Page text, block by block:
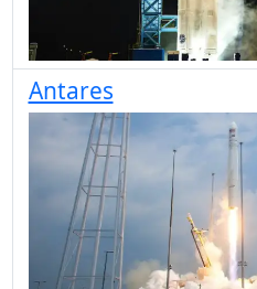
Antares